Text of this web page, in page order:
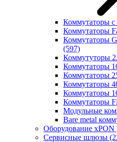
Коммутаторы с
Коммутаторы
Коммутаторы
(597)
Коммутуторы
Коммутаторы
Коммутаторы
Коммутаторы
Коммутаторы
Коммутаторы
Модульные
Bare metal
Оборудование xPON
Сервисные шлюзы